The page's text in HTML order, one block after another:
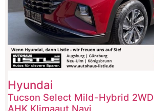
Hyundai
Tucson Select Mild-Hybrid 2WD
AHK,Klimaaut,Navi,